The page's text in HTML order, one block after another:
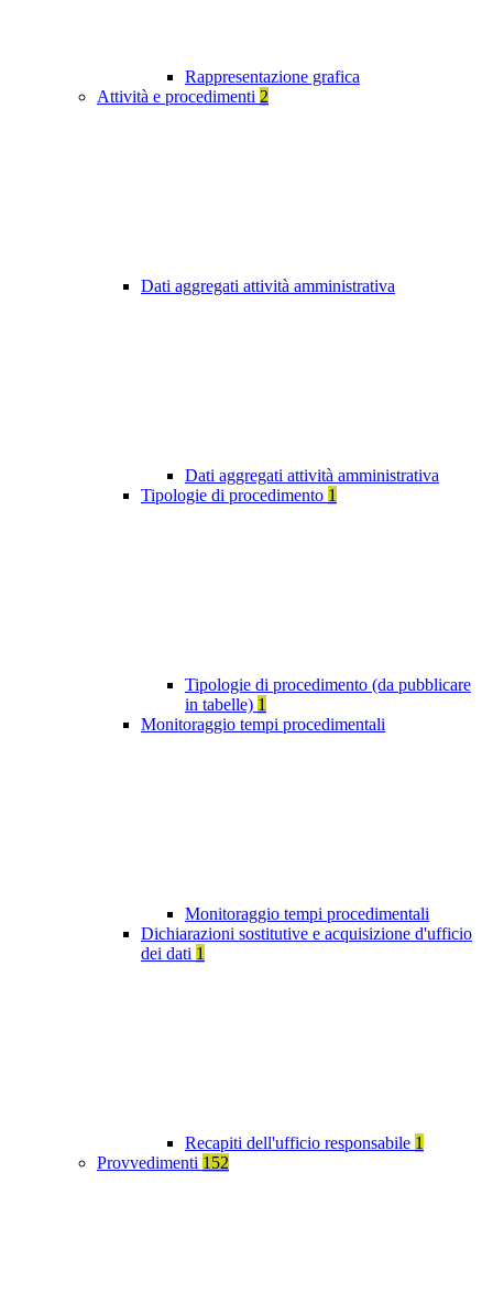
Rappresentazione grafica
Attività e procedimenti 2
Dati aggregati attività amministrativa
Dati aggregati attività amministrativa
Tipologie di procedimento 1
Tipologie di procedimento (da pubblicare
in tabelle) 1
Monitoraggio tempi procedimentali
Monitoraggio tempi procedimentali
Dichiarazioni sostitutive e acquisizione d'ufficio
dei dati 1
Recapiti dell'ufficio responsabile 1
Provvedimenti 152